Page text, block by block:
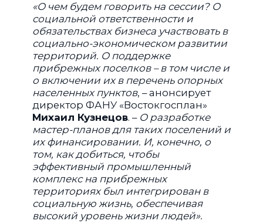
«О чем будем говорить на сессии? О
социальной ответственности и
обязательствах бизнеса участвовать в
социально-экономическом развитии
территорий. О поддержке
прибрежных поселков – в том числе и
о включении их в перечень опорных
населенных пунктов, – анонсирует
директор ФАНУ «Востокгосплан»
Михаил Кузнецов. – О разработке
мастер-планов для таких поселений и
их финансировании. И, конечно, о
том, как добиться, чтобы
эффективный промышленный
комплекс на прибрежных
территориях был интегрирован в
социальную жизнь, обеспечивая
высокий уровень жизни людей».